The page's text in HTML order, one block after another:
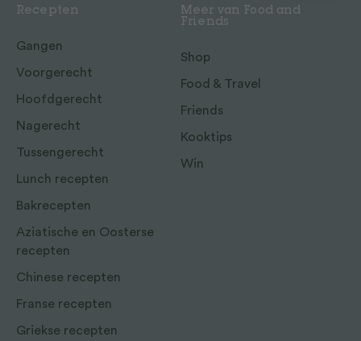
Recepten
Gangen
Voorgerecht
Hoofdgerecht
Nagerecht
Tussengerecht
Lunch recepten
Bakrecepten
Aziatische en Oosterse
recepten
Chinese recepten
Franse recepten
Griekse recepten
Meer van Food and
Friends
Shop
Food & Travel
Friends
Kooktips
Win